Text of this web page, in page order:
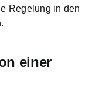
Regelung in den
einer